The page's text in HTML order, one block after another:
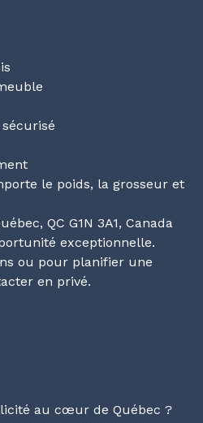
le poids, la grosseur et
QC G1N 3A1, Canada
exceptionnelle.
ou pour planifier une
en privé.
au cœur de Québec ?